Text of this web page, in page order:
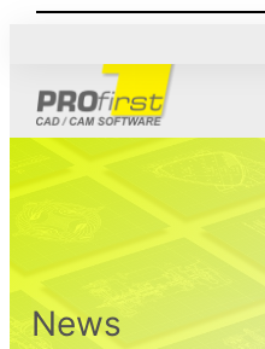
News